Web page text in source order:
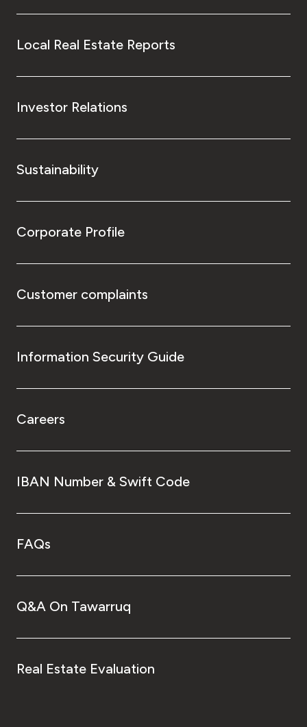
Local Real Estate Reports
Investor Relations
Sustainability
Corporate Profile
Customer complaints
Information Security Guide
Careers
IBAN Number & Swift Code
FAQs
Q&A On Tawarruq
Real Estate Evaluation